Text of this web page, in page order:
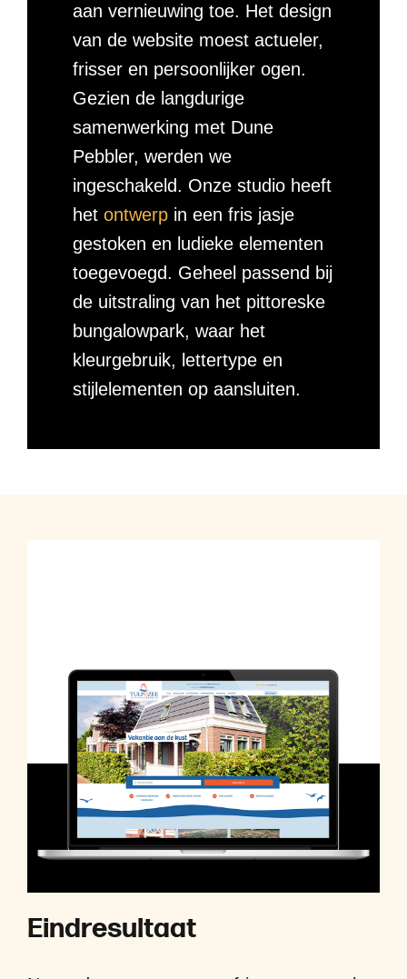
aan vernieuwing toe. Het design
van de website moest actueler,
frisser en persoonlijker ogen.
Gezien de langdurige
samenwerking met Dune
Pebbler, werden we
ingeschakeld. Onze studio heeft
het ontwerp in een fris jasje
gestoken en ludieke elementen
toegevoegd. Geheel passend bij
de uitstraling van het pittoreske
bungalowpark, waar het
kleurgebruik, lettertype en
stijlelementen op aansluiten.
Eindresultaat